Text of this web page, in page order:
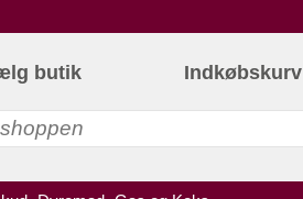
butik Indkøbskurv